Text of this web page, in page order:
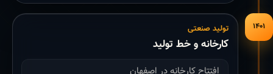
۱۴۰۱ تولید صنعتی
کارخانه و خط تولید
افتتاح کارخانه در اصفهان